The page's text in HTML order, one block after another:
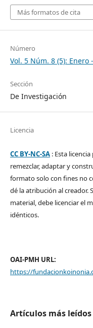
Más formatos de cita
Número
Vol. 5 Núm. 8 (5): Enero
Sección
De Investigación
Licencia
CC BY-NC-SA: Esta
remezclar, adaptar y
formato solo con fines no
dé la atribución al creador.
material, debe licenciar el
idénticos.
OAI-PMH URL:
https://
Artículos más